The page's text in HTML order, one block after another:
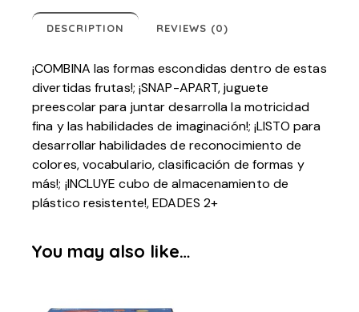
DESCRIPTION REVIEWS (0)
¡COMBINA las formas escondidas dentro de estas
divertidas frutas!; ¡SNAP-APART, juguete
preescolar para juntar desarrolla la motricidad
fina y las habilidades de imaginación!; ¡LISTO para
desarrollar habilidades de reconocimiento de
colores, vocabulario, clasificación de formas y
más!; ¡INCLUYE cubo de almacenamiento de
plástico resistente!, EDADES 2+
You may also like…